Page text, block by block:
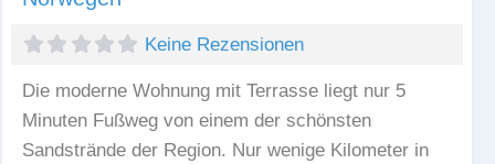
Keine Rezensionen
Die moderne Wohnung mit Terrasse liegt nur 5
Minuten Fußweg von einem der schönsten
Sandstrände der Region. Nur wenige Kilometer in